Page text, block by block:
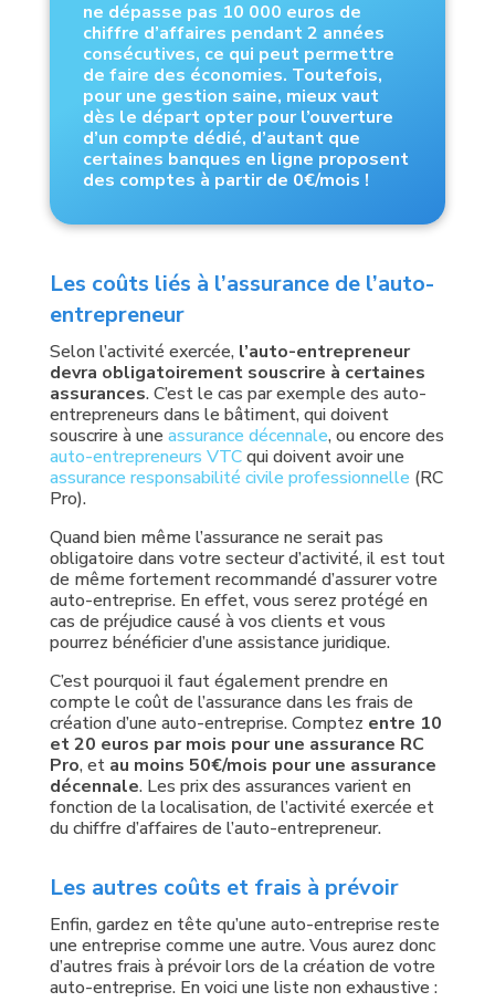
ne dépasse pas 10 000 euros de
chiffre d’affaires pendant 2 années
consécutives, ce qui peut permettre
de faire des économies. Toutefois,
pour une gestion saine, mieux vaut
dès le départ opter pour l’ouverture
d’un compte dédié, d’autant que
certaines banques en ligne proposent
des comptes à partir de 0€/mois !
Les coûts liés à l’assurance de l’auto-
entrepreneur
Selon l’activité exercée, l’auto-entrepreneur
devra obligatoirement souscrire à certaines
assurances. C’est le cas par exemple des auto-
entrepreneurs dans le bâtiment, qui doivent
souscrire à une assurance décennale, ou encore des
auto-entrepreneurs VTCqui doivent avoir une
assurance responsabilité civile professionnelle (RC
Pro).
Quand bien même l’assurance ne serait pas
obligatoire dans votre secteur d’activité, il est tout
de même fortement recommandé d’assurer votre
auto-entreprise. En effet, vous serez protégé en
cas de préjudice causé à vos clients et vous
pourrez bénéficier d’une assistance juridique.
C’est pourquoi il faut également prendre en
compte le coût de l’assurance dans les frais de
création d’une auto-entreprise. Comptez entre 10
et 20 euros par mois pour une assurance RC
Pro, et au moins 50€/mois pour une assurance
décennale. Les prix des assurances varient en
fonction de la localisation, de l’activité exercée et
du chiffre d’affaires de l’auto-entrepreneur.
Les autres coûts et frais à prévoir
Enfin, gardez en tête qu’une auto-entreprise reste
une entreprise comme une autre. Vous aurez donc
d’autres frais à prévoir lors de la création de votre
auto-entreprise. En voici une liste non exhaustive :